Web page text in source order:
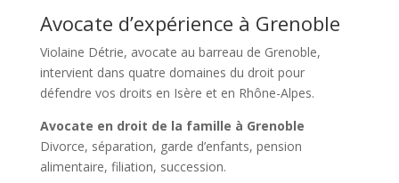
Avocate d’expérience à Grenoble
Violaine Détrie, avocate au barreau de Grenoble,
intervient dans quatre domaines du droit pour
défendre vos droits en Isère et en Rhône-Alpes.
Avocate en droit de la famille à Grenoble
Divorce, séparation, garde d’enfants, pension
alimentaire, filiation, succession.